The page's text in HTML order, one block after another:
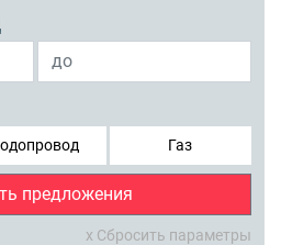
Газ
предложения
x Сбросить параметры